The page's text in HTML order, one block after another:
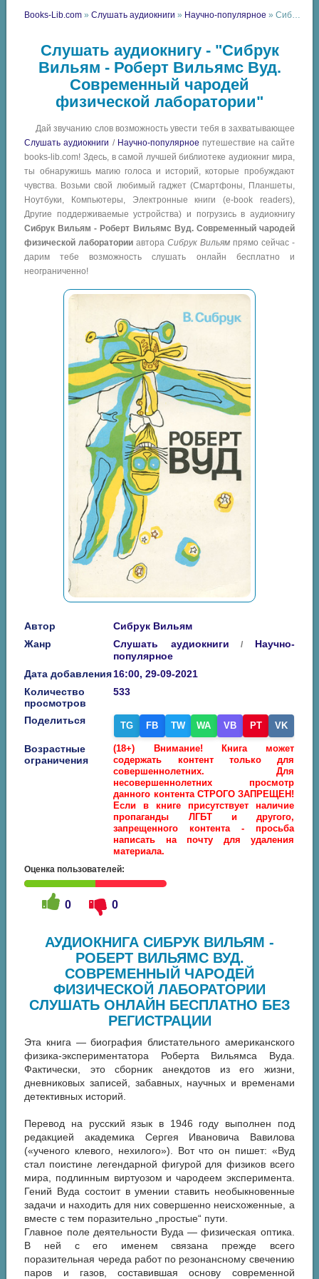
Books-Lib.com »Слушать аудиокниги » Научно-популярное » Сибрук Вильям - Роберт Вильямс Вуд. Современный чародей физической лаборатории
Слушать аудиокнигу - "Сибрук
Вильям - Роберт Вильямс Вуд.
Современный чародей
физической лаборатории"
Дай звучанию слов возможность увести тебя в захватывающее
Слушать аудиокниги / Научно-популярное путешествие на сайте
books-lib.com! Здесь, в самой лучшей библиотеке аудиокниг мира,
ты обнаружишь магию голоса и историй, которые пробуждают
чувства. Возьми свой любимый гаджет (Смартфоны, Планшеты,
Ноутбуки, Компьютеры, Электронные книги (e-book readers),
Другие поддерживаемые устройства) и погрузись в аудиокнигу
Сибрук Вильям - Роберт Вильямс Вуд. Современный чародей
физической лаборатории автораСибрук Вильямпрямо сейчас -
дарим тебе возможность слушать онлайн бесплатно и
неограниченно!
Автор
Сибрук Вильям
Жанр
Слушать аудиокниги /
Научно-
популярное
Дата добавления16:00, 29-09-2021
Количество
просмотров
533
Поделиться TG FB TW WA VB PT VK
Возрастные
ограничения
(18+) Внимание! Книга может
содержать контент только для
совершеннолетних. Для
несовершеннолетних просмотр
данного контента СТРОГО ЗАПРЕЩЕН!
Если в книге присутствует наличие
пропаганды ЛГБТ и другого,
запрещенного контента - просьба
написать на почту для удаления
материала.
Оценка пользователей:
0 0
АУДИОКНИГА СИБРУК ВИЛЬЯМ -
РОБЕРТ ВИЛЬЯМС ВУД.
СОВРЕМЕННЫЙ ЧАРОДЕЙ
ФИЗИЧЕСКОЙ ЛАБОРАТОРИИ
СЛУШАТЬ ОНЛАЙН БЕСПЛАТНО БЕЗ
РЕГИСТРАЦИИ
Эта книга — биография блистательного американского
физика-экспериментатора Роберта Вильямса Вуда.
Фактически, это сборник анекдотов из его жизни,
дневниковых записей, забавных, научных и временами
детективных историй.
Перевод на русский язык в 1946 году выполнен под
редакцией академика Сергея Ивановича Вавилова
(«ученого клевого, нехилого»). Вот что он пишет: «Вуд
стал поистине легендарной фигурой для физиков всего
мира, подлинным виртуозом и чародеем эксперимента.
Гений Вуда состоит в умении ставить необыкновенные
задачи и находить для них совершенно неисхоженные, а
вместе с тем поразительно „простые“ пути.
Главное поле деятельности Вуда — физическая оптика.
В ней с его именем связана прежде всего
поразительная череда работ по резонансному свечению
паров и газов, составившая основу современной